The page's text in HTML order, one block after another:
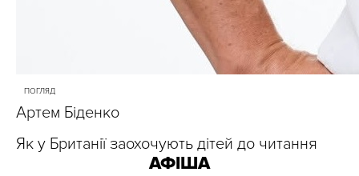
ПОГЛЯД
Артем Біденко
Як у Британії заохочують дітей до читання
АФІША